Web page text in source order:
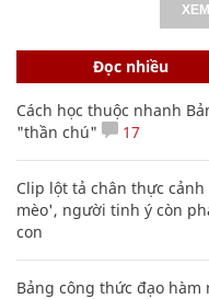
Đọc nhiều
Cách học thuộc nhanh
"thần chú"
17
Clip lột tả chân thực
mèo', người tinh ý còn
con
Bảng công thức đạo